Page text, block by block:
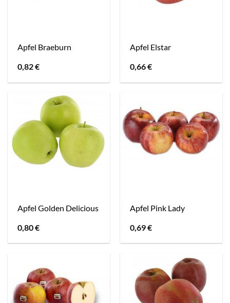
Apfel Braeburn
0,82€
Apfel Elstar
0,66€
Apfel Golden Delicious
0,80€
Apfel Pink Lady
0,69€